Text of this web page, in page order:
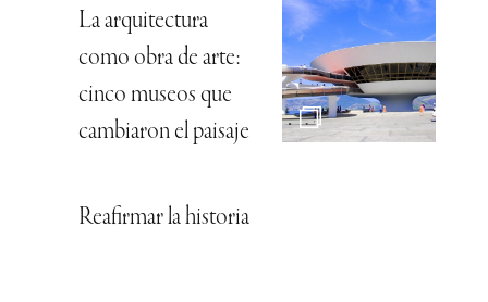
La arquitectura
como obra de arte:
cinco museos que
cambiaron el paisaje
Reafirmar la historia